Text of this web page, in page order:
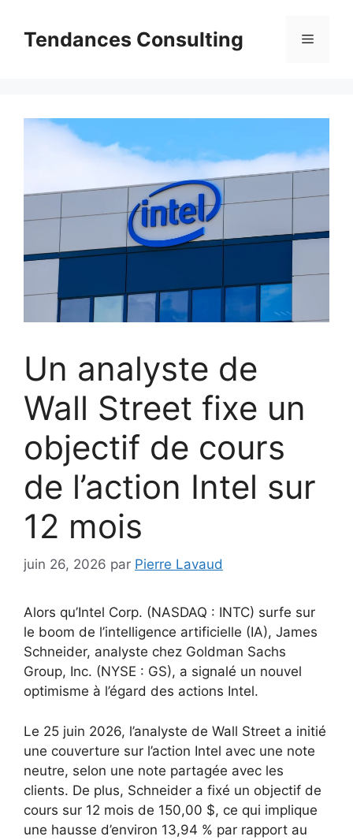
contenuTendances Consulting Menu
Un analyste de
Wall Street fixe un
objectif de cours
de l’action Intel sur
12 mois
juin 26, 2026 par Pierre Lavaud
Alors qu’Intel Corp. (NASDAQ : INTC) surfe sur
le boom de l’intelligence artificielle (IA), James
Schneider, analyste chez Goldman Sachs
Group, Inc. (NYSE : GS), a signalé un nouvel
optimisme à l’égard des actions Intel.
Le 25 juin 2026, l’analyste de Wall Street a initié
une couverture sur l’action Intel avec une note
neutre, selon une note partagée avec les
clients. De plus, Schneider a fixé un objectif de
cours sur 12 mois de 150,00 $, ce qui implique
une hausse d’environ 13,94 % par rapport au